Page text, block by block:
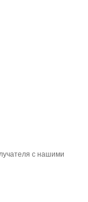
с нашими